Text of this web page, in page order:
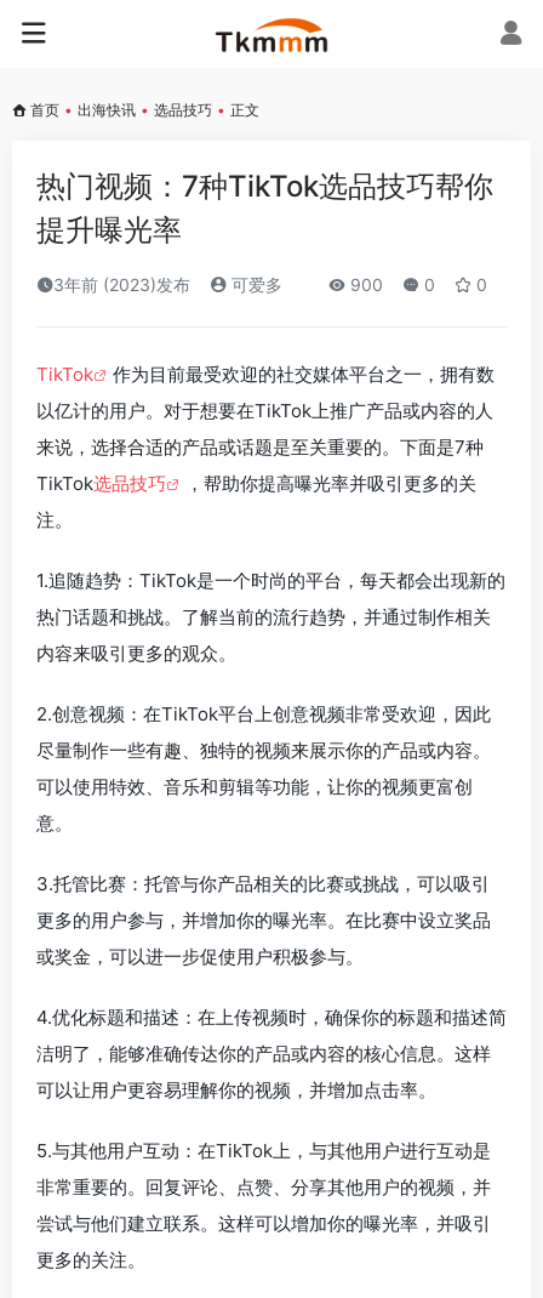
首页 • 出海快讯 • 选品技巧 • 正文
热门视频：7种TikTok选品技巧帮你
提升曝光率
3年前 (2023)发布 可爱多 900 0 0
TikTok
作为目前最受欢迎的社交媒体平台之一，拥有数
以亿计的用户。对于想要在TikTok上推广产品或内容的人
来说，选择合适的产品或话题是至关重要的。下面是7种
TikTok选品技巧
，帮助你提高曝光率并吸引更多的关
注。
1.追随趋势：TikTok是一个时尚的平台，每天都会出现新的
热门话题和挑战。了解当前的流行趋势，并通过制作相关
内容来吸引更多的观众。
2.创意视频：在TikTok平台上创意视频非常受欢迎，因此
尽量制作一些有趣、独特的视频来展示你的产品或内容。
可以使用特效、音乐和剪辑等功能，让你的视频更富创
意。
3.托管比赛：托管与你产品相关的比赛或挑战，可以吸引
更多的用户参与，并增加你的曝光率。在比赛中设立奖品
或奖金，可以进一步促使用户积极参与。
4.优化标题和描述：在上传视频时，确保你的标题和描述简
洁明了，能够准确传达你的产品或内容的核心信息。这样
可以让用户更容易理解你的视频，并增加点击率。
5.与其他用户互动：在TikTok上，与其他用户进行互动是
非常重要的。回复评论、点赞、分享其他用户的视频，并
尝试与他们建立联系。这样可以增加你的曝光率，并吸引
更多的关注。